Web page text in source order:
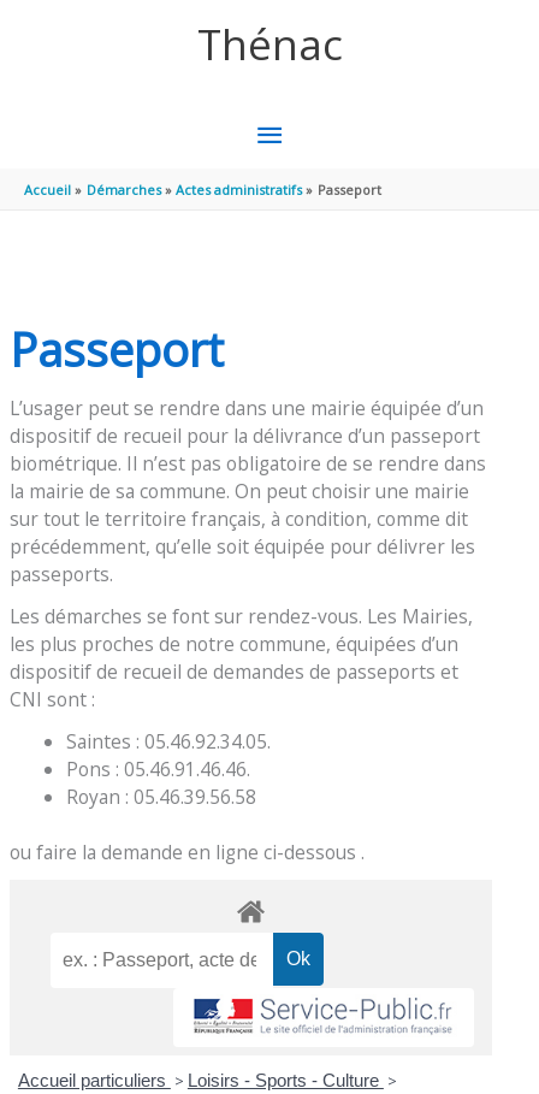
Thénac
MENU
PRINCIPAL
Accueil Démarches Actes administratifs Passeport
Passeport
L’usager peut se rendre dans une mairie équipée d’un
dispositif de recueil pour la délivrance d’un passeport
biométrique. Il n’est pas obligatoire de se rendre dans
la mairie de sa commune. On peut choisir une mairie
sur tout le territoire français, à condition, comme dit
précédemment, qu’elle soit équipée pour délivrer les
passeports.
Les démarches se font sur rendez-vous. Les Mairies,
les plus proches de notre commune, équipées d’un
dispositif de recueil de demandes de passeports et
CNI sont :
Saintes : 05.46.92.34.05.
Pons : 05.46.91.46.46.
Royan : 05.46.39.56.58
ou faire la demande en ligne ci-dessous .
Accueil particuliers > Loisirs - Sports - Culture >